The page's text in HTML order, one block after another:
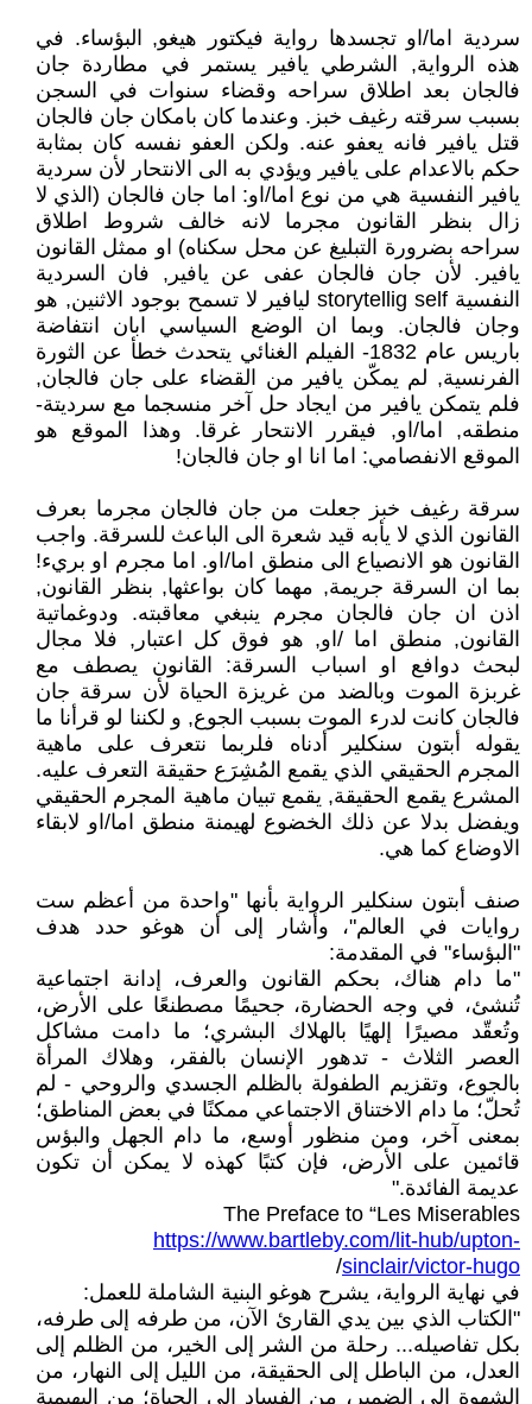
سردية اما/او تجسدها رواية فيكتور هيغو, البؤساء. في
هذه الرواية, الشرطي يافير يستمر في مطاردة جان
فالجان بعد اطلاق سراحه وقضاء سنوات في السجن
بسبب سرقته رغيف خبز. وعندما كان بامكان جان فالجان
قتل يافير فانه يعفو عنه. ولكن العفو نفسه كان بمثابة
حكم بالاعدام على يافير ويؤدي به الى الانتحار لأن سردية
يافير النفسية هي من نوع اما/او: اما جان فالجان (الذي لا
زال بنظر القانون مجرما لانه خالف شروط اطلاق
سراحه بضرورة التبليغ عن محل سكناه) او ممثل القانون
يافير. لأن جان فالجان عفى عن يافير, فان السردية
النفسية storytellig self ليافير لا تسمح بوجود الاثنين, هو
وجان فالجان. وبما ان الوضع السياسي ابان انتفاضة
باريس عام 1832- الفيلم الغنائي يتحدث خطأ عن الثورة
الفرنسية, لم يمكّن يافير من القضاء على جان فالجان,
فلم يتمكن يافير من ايجاد حل آخر منسجما مع سرديتة-
منطقه, اما/او, فيقرر الانتحار غرقا. وهذا الموقع هو
الموقع الانفصامي: اما انا او جان فالجان!
سرقة رغيف خبز جعلت من جان فالجان مجرما بعرف
القانون الذي لا يأبه قيد شعرة الى الباعث للسرقة. واجب
القانون هو الانصياع الى منطق اما/او. اما مجرم او بريء!
بما ان السرقة جريمة, مهما كان بواعثها, بنظر القانون,
اذن ان جان فالجان مجرم ينبغي معاقبته. ودوغماتية
القانون, منطق اما /او, هو فوق كل اعتبار, فلا مجال
لبحث دوافع او اسباب السرقة: القانون يصطف مع
غربزة الموت وبالضد من غريزة الحياة لأن سرقة جان
فالجان كانت لدرء الموت بسبب الجوع, و لكننا لو قرأنا ما
يقوله أبتون سنكلير أدناه فلربما نتعرف على ماهية
المجرم الحقيقي الذي يقمع المُشِرَع حقيقة التعرف عليه.
المشرع يقمع الحقيقة, يقمع تبيان ماهية المجرم الحقيقي
ويفضل بدلا عن ذلك الخضوع لهيمنة منطق اما/او لابقاء
الاوضاع كما هي.
صنف أبتون سنكلير الرواية بأنها "واحدة من أعظم ست
روايات في العالم"، وأشار إلى أن هوغو حدد هدف
"البؤساء" في المقدمة:
"ما دام هناك، بحكم القانون والعرف، إدانة اجتماعية
تُنشئ، في وجه الحضارة، جحيمًا مصطنعًا على الأرض،
وتُعقّد مصيرًا إلهيًا بالهلاك البشري؛ ما دامت مشاكل
العصر الثلاث - تدهور الإنسان بالفقر، وهلاك المرأة
بالجوع، وتقزيم الطفولة بالظلم الجسدي والروحي - لم
تُحلّ؛ ما دام الاختناق الاجتماعي ممكنًا في بعض المناطق؛
بمعنى آخر، ومن منظور أوسع، ما دام الجهل والبؤس
قائمين على الأرض، فإن كتبًا كهذه لا يمكن أن تكون
عديمة الفائدة."
The Preface to “Les Miserables
https://www.bartleby.com/lit-hub/upton-
sinclair/victor-hugo
/
في نهاية الرواية، يشرح هوغو البنية الشاملة للعمل:
"الكتاب الذي بين يدي القارئ الآن، من طرفه إلى طرفه،
بكل تفاصيله... رحلة من الشر إلى الخير، من الظلم إلى
العدل، من الباطل إلى الحقيقة، من الليل إلى النهار، من
الشهوة إلى الضمير، من الفساد إلى الحياة؛ من البهيمية